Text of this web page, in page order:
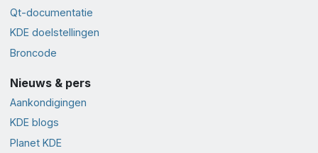
Qt-documentatie
KDE doelstellingen
Broncode
Nieuws & pers
Aankondigingen
KDE blogs
Planet KDE